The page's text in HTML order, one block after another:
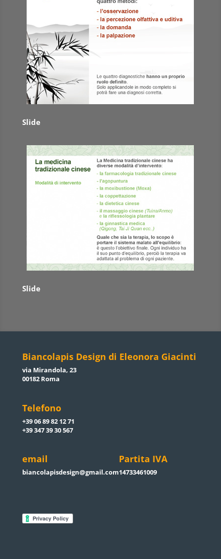
Slide
Slide
Biancolapis Design di Eleonora Giacinti
via Mirandola, 23
00182 Roma
Telefono
+39 06 89 82 12 71
+39 347 39 30 567
email
biancolapisdesign@gmail.com
Partita IVA
14733461009